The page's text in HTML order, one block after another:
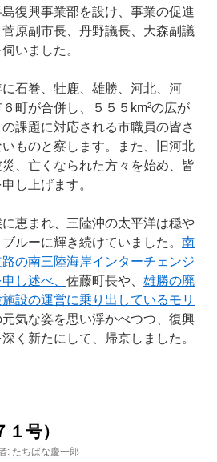
復興事業部を設け、事業の促進
原副市長、丹野議長、大森副議
いました。
石巻、牡鹿、雄勝、河北、河
町が合併し、５５５km²の広が
課題に対応される市職員の皆さ
ものと察します。また、旧河北
、亡くなられた方々を始め、皆
し上げます。
恵まれ、三陸沖の太平洋は穏や
ルーに輝き続けていました。 南
の南三陸海岸インターチェンジ
し述べ、 佐藤町長や、 雄勝の廃
設の運営に乗り出しているモリ
気な姿を思い浮かべつつ、復興
く新たにして、帰京しました。
号）
: たちばな慶一郎